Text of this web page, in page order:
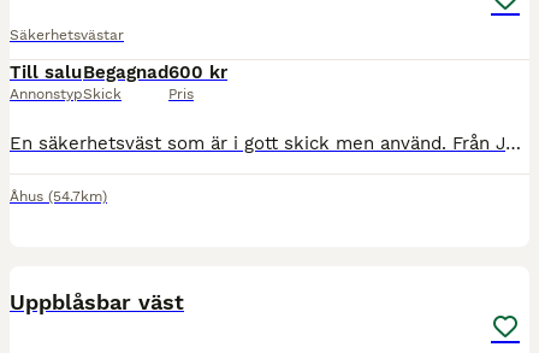
Säkerhetsvästar
Till salu
Annonstyp
Begagnad
Skick
600 kr
Pris
En säkerhetsväst som är i gott skick men använd. Från Jackson i storlek junior 12 år. Finns i Åhus skickas annars mot porto.
Åhus (54.7km)
Uppblåsbar väst